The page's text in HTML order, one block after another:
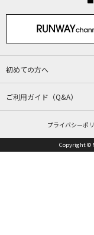
初めての方へ
ご利用ガイド（Q&A）
プライバシーポ
Copyright ©